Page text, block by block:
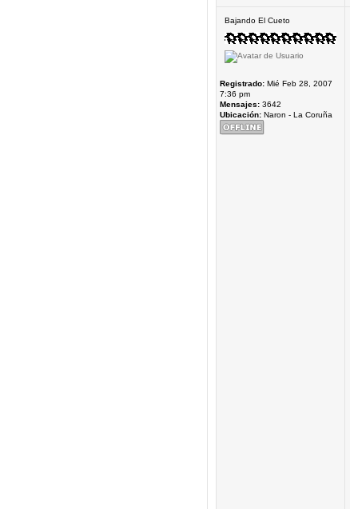
Bajando El Cueto
Registrado:Mié Feb 28, 2007
7:36 pm
Mensajes:3642
Ubicación:Naron - La Coruña